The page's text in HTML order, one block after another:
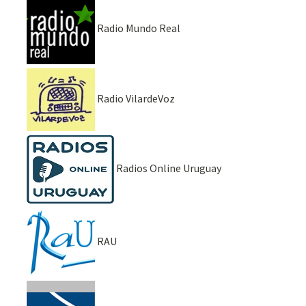
Radio Mundo Real
Radio VilardeVoz
Radios Online Uruguay
RAU